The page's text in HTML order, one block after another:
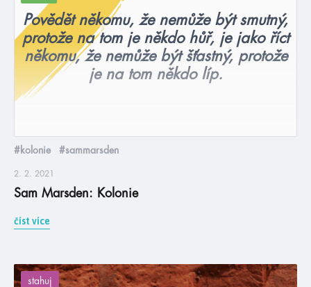
Povědět někomu, že nemůže být smutný,
protože na tom je někdo hůř, je jako říct
někomu, že nemůže být šťastný, protože
je na tom někdo líp.
#kolonie #sammarsden
2. 2. 2021
Sam Marsden: Kolonie
číst více
stahuj